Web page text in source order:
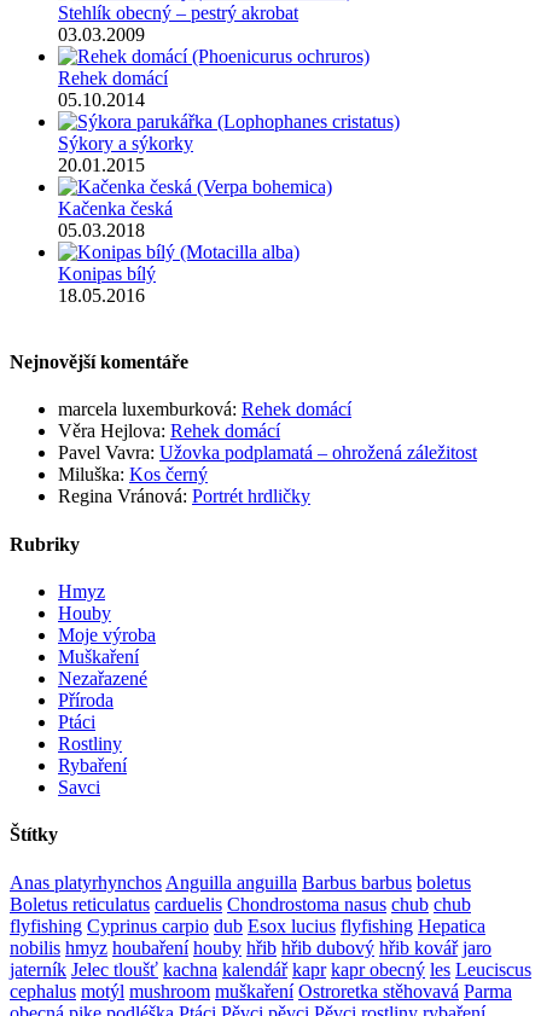
Stehlík obecný – pestrý akrobat
03.03.2009
Rehek domácí
05.10.2014
Sýkory a sýkorky
20.01.2015
Kačenka česká
05.03.2018
Konipas bílý
18.05.2016
Nejnovější komentáře
marcela luxemburková: Rehek domácí
Věra Hejlova: Rehek domácí
Pavel Vavra: Užovka podplamatá – ohrožená záležitost
Miluška: Kos černý
Regina Vránová: Portrét hrdličky
Rubriky
Hmyz
Houby
Moje výroba
Muškaření
Nezařazené
Příroda
Ptáci
Rostliny
Rybaření
Savci
Štítky
Anas platyrhynchos Anguilla anguilla Barbus barbus boletus
Boletus reticulatus carduelis Chondrostoma nasus chub chub
flyfishing Cyprinus carpio dub Esox lucius flyfishing Hepatica
nobilis hmyz houbaření houby hřib hřib dubový hřib kovář jaro
jaterník Jelec tloušť kachna kalendář kapr kapr obecný les Leuciscus
cephalus motýl mushroom muškaření Ostroretka stěhovavá Parma